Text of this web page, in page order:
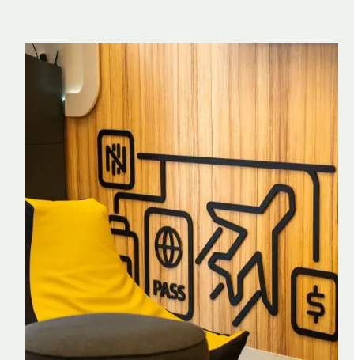
Nomad Explorer
Cartão de crédito brasileiro com cashback
em dólar